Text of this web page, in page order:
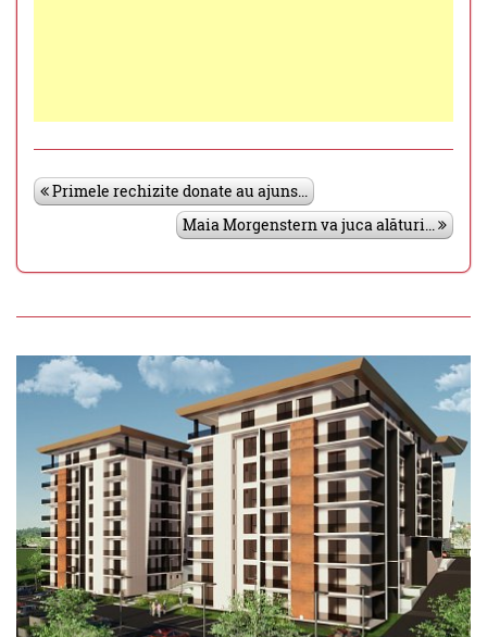
Primele rechizite donate au ajuns...
Maia Morgenstern va juca alături...